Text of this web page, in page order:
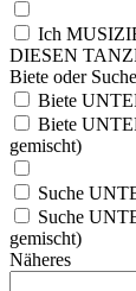
Ich
DIESEN
Biete oder Suche
Biete
Biete
gemischt)
Suche
Suche
gemischt)
Näheres